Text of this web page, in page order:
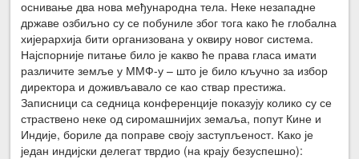
оснивање два нова међународна тела. Неке незападне
државе озбиљно су се побуниле због тога како ће глобална
хијерархија бити организована у оквиру новог система.
Најспорније питање било је какво ће права гласа имати
различите земље у ММФ-у – што је било кључно за избор
директора и доживљавало се као ствар престижа.
Записници са седница конференције показују колико су се
страствено неке од сиромашнијих земаља, попут Кине и
Индије, бориле да поправе своју заступљеност. Како је
један индијски делегат тврдио (на крају безуспешно):